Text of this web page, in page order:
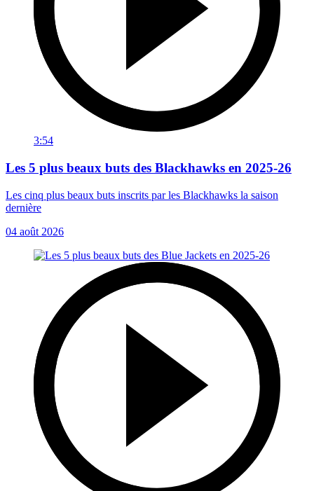
3:54
Les 5 plus beaux buts des Blackhawks en 2025-26
Les cinq plus beaux buts inscrits par les Blackhawks la saison
dernière
04 août 2026